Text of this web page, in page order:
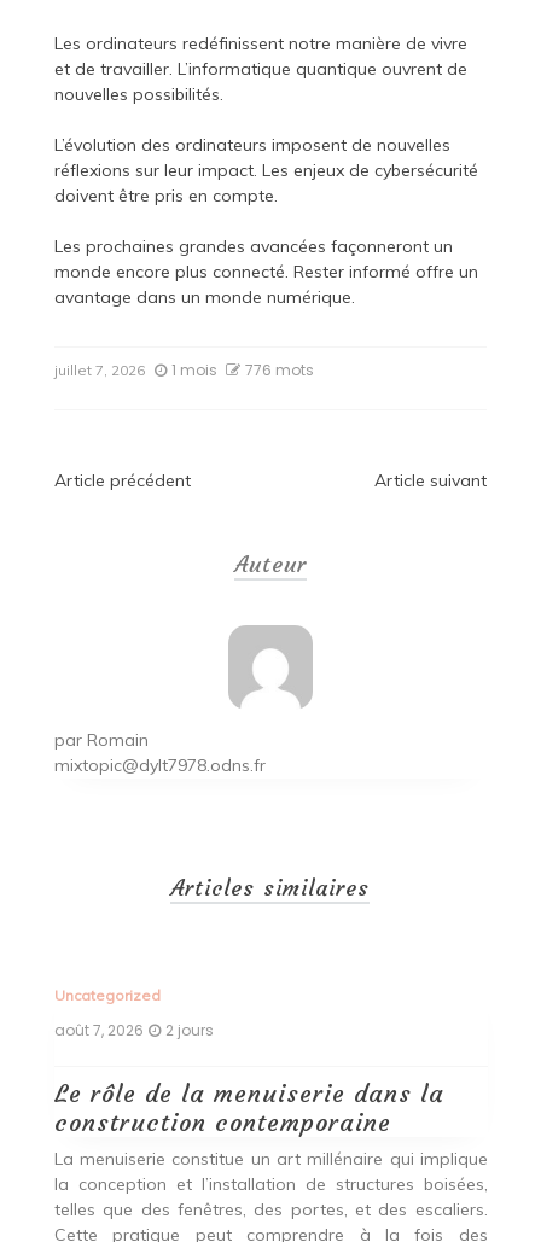
Les ordinateurs redéfinissent notre manière de vivre
et de travailler. L’informatique quantique ouvrent de
nouvelles possibilités.
L’évolution des ordinateurs imposent de nouvelles
réflexions sur leur impact. Les enjeux de cybersécurité
doivent être pris en compte.
Les prochaines grandes avancées façonneront un
monde encore plus connecté. Rester informé offre un
avantage dans un monde numérique.
juillet 7, 2026 1 mois 776 mots
Navigation
Article précédent Article suivant
Auteur
par Romain
mixtopic@dylt7978.odns.fr
Articles similaires
Uncategorized
août 7, 2026 2 jours
Le rôle de la menuiserie dans la
construction contemporaine
La menuiserie constitue un art millénaire qui implique
la conception et l’installation de structures boisées,
telles que des fenêtres, des portes, et des escaliers.
Cette pratique peut comprendre à la fois des